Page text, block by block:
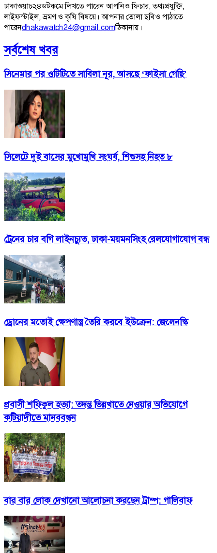
ঢাকাওয়াচ২৪ডটকমে লিখতে পারেন আপনিও ফিচার, তথ্যপ্রযুক্তি,
লাইফস্টাইল, ভ্রমণ ও কৃষি বিষয়ে। আপনার তোলা ছবিও পাঠাতে
পারেনdhakawatch24@gmail.comঠিকানায়।
সর্বশেষ খবর
সিনেমার পর ওটিটিতে সাবিলা নূর, আসছে ‘ফাইসা গেছি’
সিলেটে দুই বাসের মুখোমুখি সংঘর্ষ, শিশুসহ নিহত ৮
ট্রেনের চার বগি লাইনচ্যুত, ঢাকা-ময়মনসিংহ রেলযোগাযোগ বন্ধ
ড্রোনের মতোই ক্ষেপণাস্ত্র তৈরি করবে ইউক্রেন: জেলেনস্কি
প্রবাসী শফিকুল হত্যা: তদন্ত ভিন্নখাতে নেওয়ার অভিযোগে
কটিয়াদীতে মানববন্ধন
বার বার লোক দেখানো আলোচনা করছেন ট্রাম্প: গালিবাফ